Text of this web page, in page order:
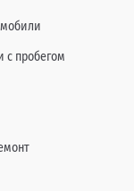
с пробегом